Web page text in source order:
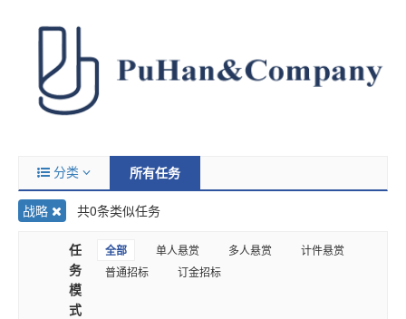
分类 所有任务
战略 共0条类似任务
任
务
模
式
全部 单人悬赏 多人悬赏
计件悬赏
普通招标
订金招标